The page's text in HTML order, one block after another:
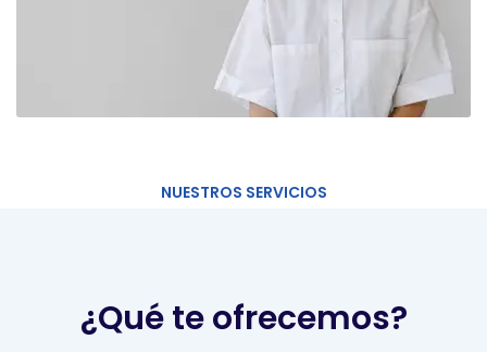
NUESTROS SERVICIOS
¿Qué te ofrecemos?